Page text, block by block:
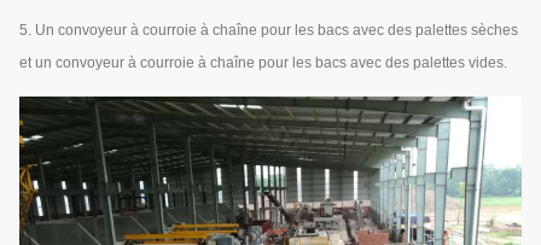
5. Un convoyeur à courroie à chaîne pour les bacs avec des palettes sèches
et un convoyeur à courroie à chaîne pour les bacs avec des palettes vides.